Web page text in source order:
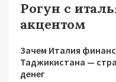
Рогун с
акцентом
Зачем Италия
Таджикистана —
денег